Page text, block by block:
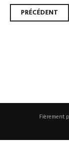
PRÉCÉDENT
Fièrement